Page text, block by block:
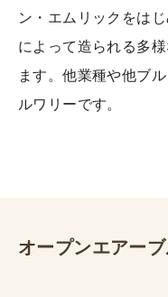
ン・エムリックをは
によって造られる多
ます。他業種や他ブ
ルワリーです。
オープンエアー